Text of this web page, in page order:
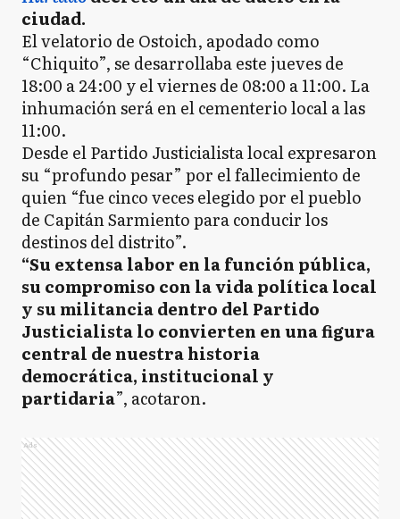
ciudad.
El velatorio de Ostoich, apodado como
“Chiquito”, se desarrollaba este jueves de
18:00 a 24:00 y el viernes de 08:00 a 11:00. La
inhumación será en el cementerio local a las
11:00.
Desde el Partido Justicialista local expresaron
su “profundo pesar” por el fallecimiento de
quien “fue cinco veces elegido por el pueblo
de Capitán Sarmiento para conducir los
destinos del distrito”.
“Su extensa labor en la función pública,
su compromiso con la vida política local
y su militancia dentro del Partido
Justicialista lo convierten en una figura
central de nuestra historia
democrática, institucional y
partidaria”, acotaron.
Ads